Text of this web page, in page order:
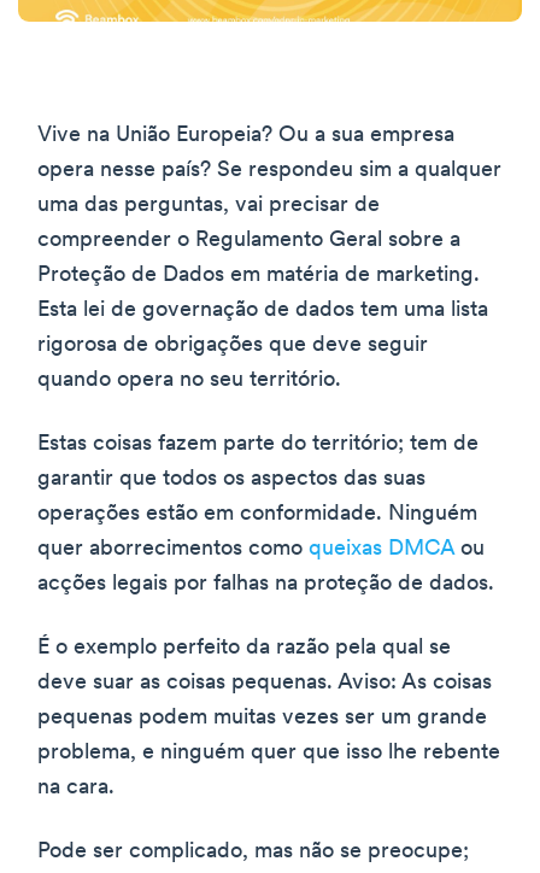
Vive na União Europeia? Ou a sua empresa
opera nesse país? Se respondeu sim a qualquer
uma das perguntas, vai precisar de
compreender o Regulamento Geral sobre a
Proteção de Dados em matéria de marketing.
Esta lei de governação de dados tem uma lista
rigorosa de obrigações que deve seguir
quando opera no seu território.
Estas coisas fazem parte do território; tem de
garantir que todos os aspectos das suas
operações estão em conformidade. Ninguém
quer aborrecimentos como queixas DMCAou
acções legais por falhas na proteção de dados.
É o exemplo perfeito da razão pela qual se
deve suar as coisas pequenas. Aviso: As coisas
pequenas podem muitas vezes ser um grande
problema, e ninguém quer que isso lhe rebente
na cara.
Pode ser complicado, mas não se preocupe;